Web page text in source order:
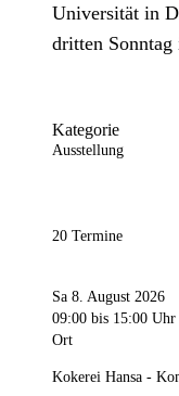
Universität in
dritten
Kategorie
Ausstellung
20 Termine
Sa 8. August 2026
09:00 bis 15:00 Uhr
Ort
Kokerei Hansa -